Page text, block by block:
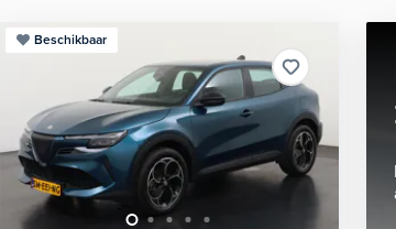
Beschikbaar